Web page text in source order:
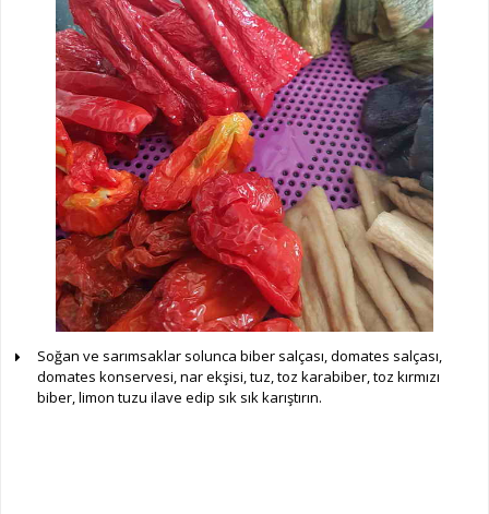
Soğan ve sarımsaklar solunca biber salçası, domates salçası,
domates konservesi, nar ekşisi, tuz, toz karabiber, toz kırmızı
biber, limon tuzu ilave edip sık sık karıştırın.